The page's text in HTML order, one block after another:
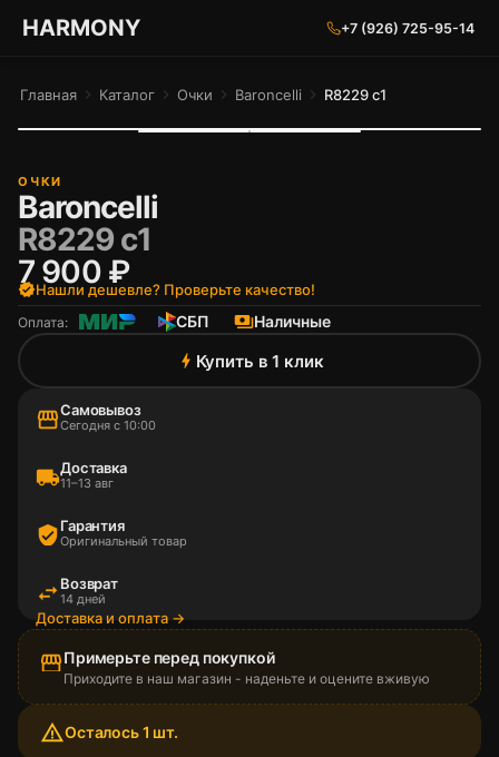
ГАРМОНИЯ ГЛАЗ
HARMONY +7 (926) 725-95-14
Главная chevron_right Каталог chevron_right Очки chevron_right Baroncelli chevron_right R8229 c1
ОЧКИ
Baroncelli
R8229 c1
7 900 ₽
verifiedНашли дешевле? Проверьте качество!
Оплата: СБП paymentsНаличные
bolt Купить в 1 клик
storefrontСамовывоз
Сегодня с 10:00
local_shippingДоставка
11–13 авг
verified_userГарантия
Оригинальный товар
swap_horiz Возврат
14 дней
Доставка и оплата →
storefrontПримерьте перед покупкой
Приходите в наш магазин - наденьте и оцените вживую
warning_amberОсталось 1 шт.